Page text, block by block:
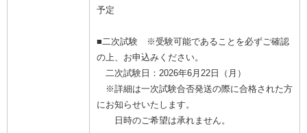
予定
■二次試験 ※受験可能であることを必ずご確認
の上、お申込みください。
二次試験日：2026年6月22日（月）
※詳細は一次試験合否発送の際に合格された方
にお知らせいたします。
日時のご希望は承れません。